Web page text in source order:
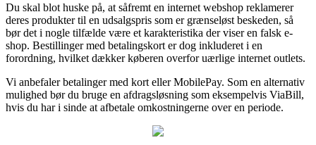
Du skal blot huske på, at såfremt en internet webshop reklamerer
deres produkter til en udsalgspris som er grænseløst beskeden, så
bør det i nogle tilfælde være et karakteristika der viser en falsk e-
shop. Bestillinger med betalingskort er dog inkluderet i en
forordning, hvilket dækker køberen overfor uærlige internet outlets.
Vi anbefaler betalinger med kort eller MobilePay. Som en alternativ
mulighed bør du bruge en afdragsløsning som eksempelvis ViaBill,
hvis du har i sinde at afbetale omkostningerne over en periode.